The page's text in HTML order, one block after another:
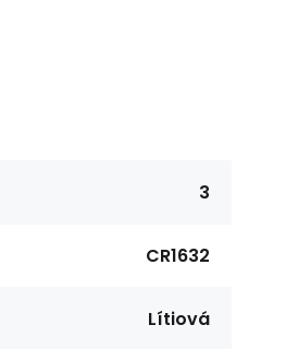
3
CR1632
Lítiová